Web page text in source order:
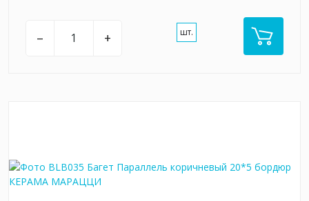
– + шт.